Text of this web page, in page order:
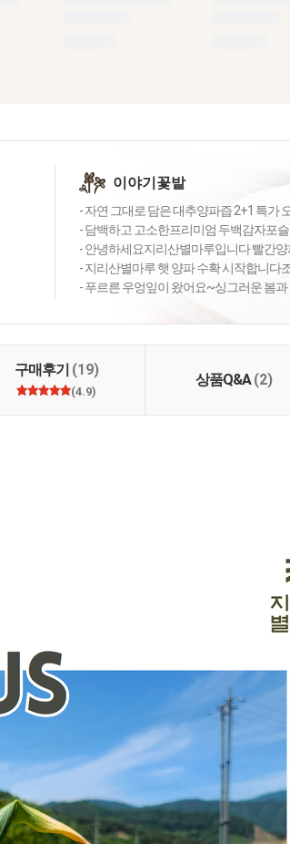
이야기꽃밭
- 자연 그대로 담은 대추양파즙 2+1 특가
- 담백하고 고소한프리미엄 두백감자포슬
- 안녕하세요지리산별마루입니다 빨간양
- 지리산별마루 햇 양파 수확 시작합니다
- 푸르른 우엉잎이 왔어요~싱그러운 봄과
구매후기 (19)
(4.9)
상품Q&A(2)